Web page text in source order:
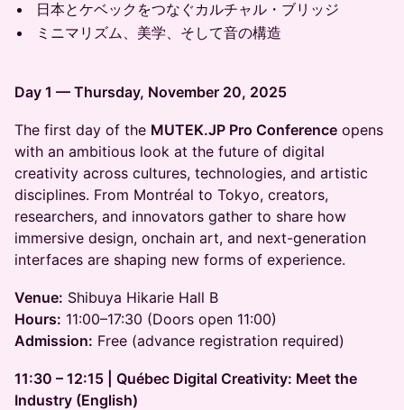
日本とケベックをつなぐカルチャル・ブリッジ
ミニマリズム、美学、そして音の構造
Day 1 — Thursday, November 20, 2025
The first day of the MUTEK.JP Pro Conference opens
with an ambitious look at the future of digital
creativity across cultures, technologies, and artistic
disciplines. From Montréal to Tokyo, creators,
researchers, and innovators gather to share how
immersive design, onchain art, and next-generation
interfaces are shaping new forms of experience.
Venue: Shibuya Hikarie Hall B
Hours: 11:00–17:30 (Doors open 11:00)
Admission: Free (advance registration required)
11:30 – 12:15 | Québec Digital Creativity: Meet the
Industry (English)